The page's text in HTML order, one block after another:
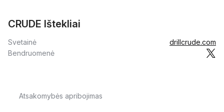
CRUDE Ištekliai
Svetainė
drillcrude.com
Bendruomenė
Atsakomybės apribojimas